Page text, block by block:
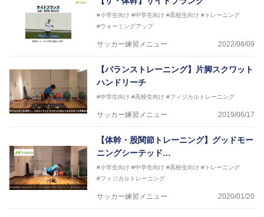
#小学生向け #中学生向け #高校生向け #トレーニング
#ウォーミングアップ
サッカー練習メニュー 2022/08/09
【バランストレーニング】片脚スクワット
ハンドリーチ
#中学生向け #高校生向け #フィジカルトレーニング
サッカー練習メニュー 2019/06/17
【体幹・股関節トレーニング】グッドモー
ニングシーテッド…
#小学生向け #中学生向け #高校生向け #トレーニング
#フィジカルトレーニング
サッカー練習メニュー 2020/01/20